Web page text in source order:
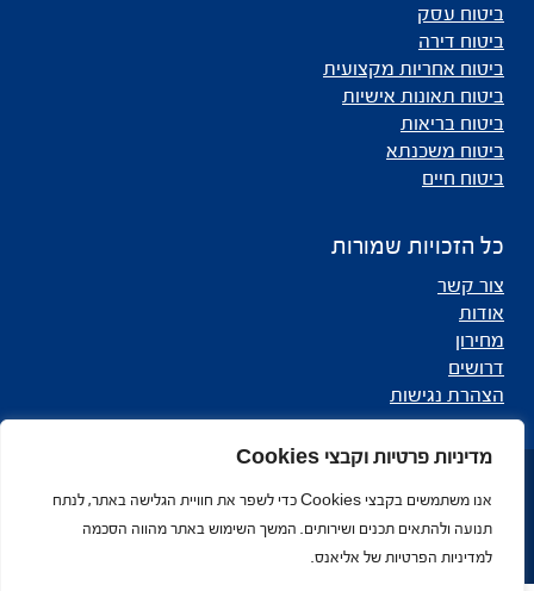
מדיניות פרטיות וקבצי Cookies
אנו משתמשים בקבצי Cookies כדי לשפר את חוויית הגלישה באתר, לנתח
תנועה ולהתאים תכנים ושירותים. המשך השימוש באתר מהווה הסכמה
למדיניות הפרטיות של אליאנס.
ביטוח עסק
ביטוח דירה
ביטוח אחריות מקצועית
ביטוח תאונות אישיות
ביטוח בריאות
ביטוח משכנתא
ביטוח חיים
כל הזכויות שמורות
צור קשר
אודות
מחירון
דרושים
הצהרת נגישות